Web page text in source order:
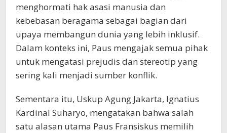
menghormati hak asasi manusia dan
kebebasan beragama sebagai bagian dari
upaya membangun dunia yang lebih inklusif.
Dalam konteks ini, Paus mengajak semua pihak
untuk mengatasi prejudis dan stereotip yang
sering kali menjadi sumber konflik.
Sementara itu, Uskup Agung Jakarta, Ignatius
Kardinal Suharyo, mengatakan bahwa salah
satu alasan utama Paus Fransiskus memilih